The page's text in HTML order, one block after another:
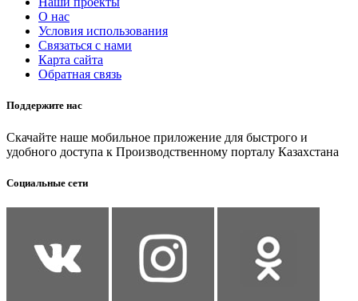
О нас
Условия использования
Связаться с нами
Карта сайта
Обратная связь
Поддержите нас
Скачайте наше мобильное приложение для быстрого и
удобного доступа к Производственному порталу Казахстана
Социальные сети